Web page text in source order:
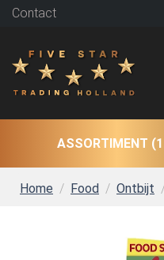
Contact
ASSORTIMENT
Home Food Ontbijt